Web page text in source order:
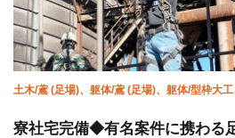
土木/鳶 (足場)、躯体/鳶 (足場)、躯体/型枠大
寮社宅完備◆有名案件に携わる